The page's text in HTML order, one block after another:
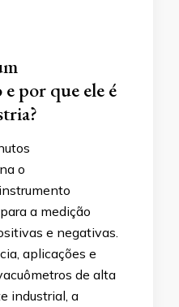
por que ele é
o
a medição
e negativas.
aplicações e
de alta
industrial, a